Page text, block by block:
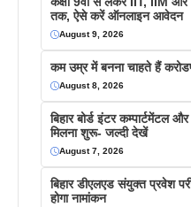
तक, ऐसे करें ऑनलाइन आवेदन
August 9, 2026
कम उम्र में बनना चाहते हैं
August 8, 2026
बिहार बोर्ड इंटर कम्पार्टमेंटल
मिलना शुरू- जल्दी देखें
August 7, 2026
बिहार डीएलएड संयुक्त प्रवेश
होगा नामांकन